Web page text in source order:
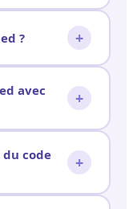
? +
avec
+
code
+